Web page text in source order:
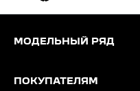
МОДЕЛЬНЫЙ РЯД
ПОКУПАТЕЛЯМ